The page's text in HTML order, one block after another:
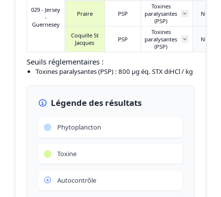
029 - Jersey
-
Guernesey
Praire PSP
Toxines
paralysantes
(PSP)
NQ ou
Coquille St
Jacques
PSP
Toxines
paralysantes
(PSP)
NQ ou
Seuils réglementaires :
Toxines paralysantes (PSP) : 800 µg éq. STX diHCl / kg
Légende des résultats
Phytoplancton
Toxine
Autocontrôle